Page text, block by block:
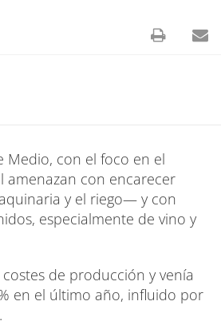
Medio, con el foco en el
amenazan con encarecer
y el riego— y con
especialmente de vino y
de producción y venía
en el último año, influido por